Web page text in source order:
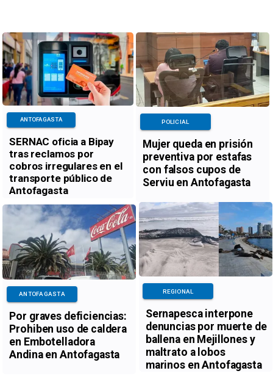
SERNAC oficia a Bipay
tras reclamos por
cobros irregulares en el
transporte público de
Antofagasta
ANTOFAGASTA
Mujer queda en prisión
preventiva por estafas
con falsos cupos de
Serviu en Antofagasta
POLICIAL
Por graves deficiencias:
Prohiben uso de caldera
en Embotelladora
Andina en Antofagasta
ANTOFAGASTA
Sernapesca interpone
denuncias por muerte de
ballena en Mejillones y
maltrato a lobos
marinos en Antofagasta
REGIONAL